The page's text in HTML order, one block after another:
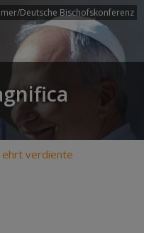
Deutsche Bischofskonferenz
ehrt verdiente